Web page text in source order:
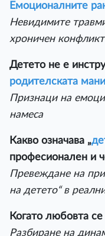
Емоционалните
Невидимите
хроничен конфликт
Детето не е
родителската
Признаци на
намеса
Какво означава „
професионален и
Превеждане на
на детето“ в
Когато любовта
Разбиране на